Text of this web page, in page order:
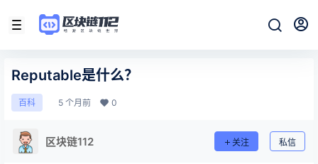
Reputable是什么？
百科 5 个月前 0
区块链112 关注 私信